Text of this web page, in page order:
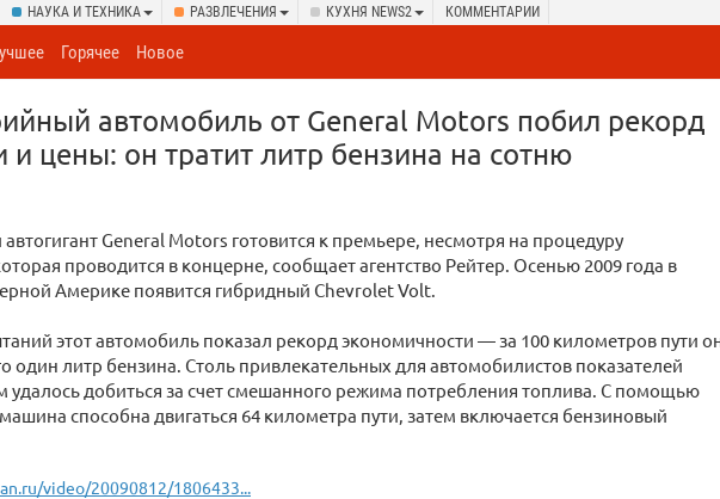
НАУКА И ТЕХНИКА РАЗВЛЕЧЕНИЯ КУХНЯ NEWS2 КОММЕНТАРИИ
Горячее Новое
автомобиль от General Motors побил рекорд
и цены: он тратит литр бензина на сотню
General Motors готовится к премьере, несмотря на процедуру
проводится в концерне, сообщает агентство Рейтер. Осенью 2009 года в
Америке появится гибридный Chevrolet Volt.
этот автомобиль показал рекорд экономичности — за 100 километров пути
один литр бензина. Столь привлекательных для автомобилистов показателей
удалось добиться за счет смешанного режима потребления топлива. С помощью
способна двигаться 64 километра пути, затем включается бензиновый
video/20090812/1806433...